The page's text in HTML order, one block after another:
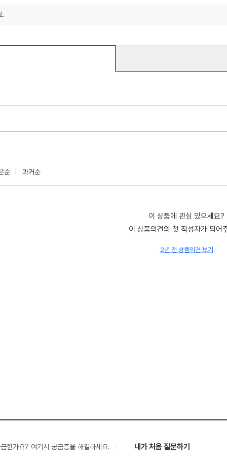
.
순 과거순
이 상품에 관심 있으세요?
이 상품의견의 첫 작성자가 되어
2년 전 상품의견 보기
한가요? 여기서 궁금증을 해결하세요. 내가 처음 질문하기